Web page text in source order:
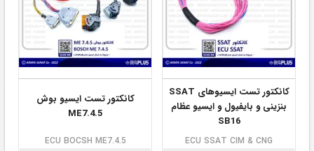
کانکتور تست ایسیوهای SSAT
بنزینی و بایفیول و ایسیو عظام
SB16
ECU SSAT CIM & CNG
کانکتور تست ایسیو بوش
ME7.4.5
ECU BOCSH ME7.4.5